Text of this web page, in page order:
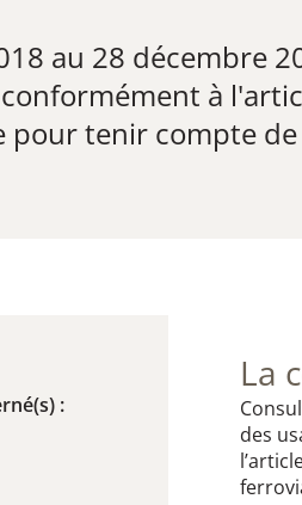
au 28 décembre
à
tenir compte
:
La
des